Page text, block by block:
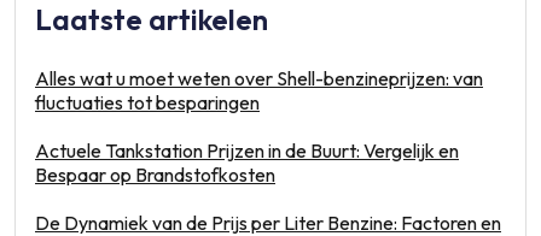
Laatste artikelen
Alles wat u moet weten over Shell-benzineprijzen: van
fluctuaties tot besparingen
Actuele Tankstation Prijzen in de Buurt: Vergelijk en
Bespaar op Brandstofkosten
De Dynamiek van de Prijs per Liter Benzine: Factoren en